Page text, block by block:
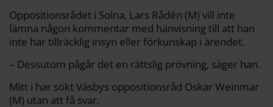
Oppositionsrådet i Solna, Lars Rådén (M) vill inte
lämna någon kommentar med hänvisning till att han
inte har tillräcklig insyn eller förkunskap i ärendet.
– Dessutom pågår det en rättslig prövning, säger han.
Mitt i har sökt Väsbys oppositionsråd Oskar Weinmar
(M) utan att få svar.